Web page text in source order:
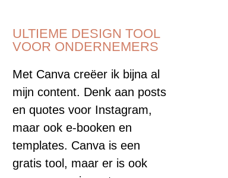
ULTIEME DESIGN TOOL
VOOR ONDERNEMERS
Met Canva creëer ik bijna al
mijn content. Denk aan posts
en quotes voor Instagram,
maar ook e-booken en
templates. Canva is een
gratis tool, maar er is ook